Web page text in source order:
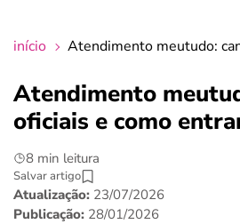
crédito fácil
últimas notícias
ferramentas
início Atendimento meutudo:
Atendimento
oficiais e como
8 min leitura
Salvar artigo
Atualização: 23/07/2026
Publicação: 28/01/2026